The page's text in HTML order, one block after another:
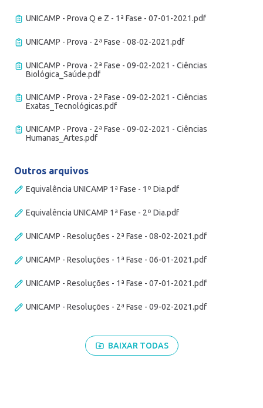
UNICAMP - Prova Q e Z - 1ª Fase - 07-01-2021.pdf
UNICAMP - Prova - 2ª Fase - 08-02-2021.pdf
UNICAMP - Prova - 2ª Fase - 09-02-2021 - Ciências
Biológica_Saúde.pdf
UNICAMP - Prova - 2ª Fase - 09-02-2021 - Ciências
Exatas_Tecnológicas.pdf
UNICAMP - Prova - 2ª Fase - 09-02-2021 - Ciências
Humanas_Artes.pdf
Outros arquivos
Equivalência UNICAMP 1ª Fase - 1º Dia.pdf
Equivalência UNICAMP 1ª Fase - 2º Dia.pdf
UNICAMP - Resoluções - 2ª Fase - 08-02-2021.pdf
UNICAMP - Resoluções - 1ª Fase - 06-01-2021.pdf
UNICAMP - Resoluções - 1ª Fase - 07-01-2021.pdf
UNICAMP - Resoluções - 2ª Fase - 09-02-2021.pdf
BAIXAR TODAS